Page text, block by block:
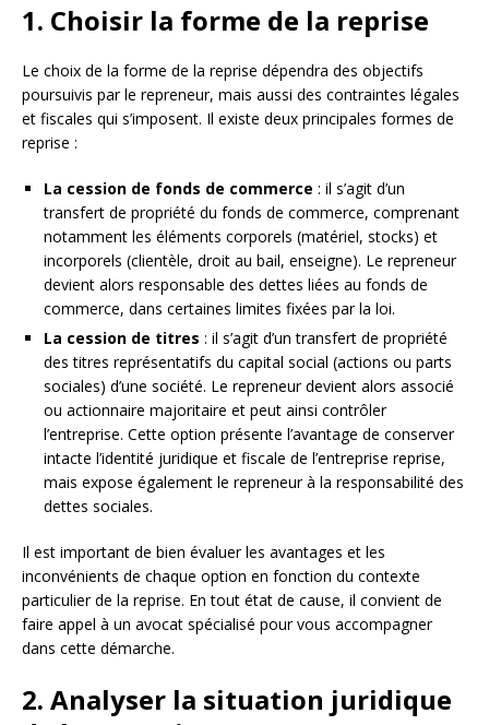
1. Choisir la forme de la reprise
Le choix de la forme de la reprise dépendra des objectifs
poursuivis par le repreneur, mais aussi des contraintes légales
et fiscales qui s’imposent. Il existe deux principales formes de
reprise :
La cession de fonds de commerce : il s’agit d’un
transfert de propriété du fonds de commerce, comprenant
notamment les éléments corporels (matériel, stocks) et
incorporels (clientèle, droit au bail, enseigne). Le repreneur
devient alors responsable des dettes liées au fonds de
commerce, dans certaines limites fixées par la loi.
La cession de titres : il s’agit d’un transfert de propriété
des titres représentatifs du capital social (actions ou parts
sociales) d’une société. Le repreneur devient alors associé
ou actionnaire majoritaire et peut ainsi contrôler
l’entreprise. Cette option présente l’avantage de conserver
intacte l’identité juridique et fiscale de l’entreprise reprise,
mais expose également le repreneur à la responsabilité des
dettes sociales.
Il est important de bien évaluer les avantages et les
inconvénients de chaque option en fonction du contexte
particulier de la reprise. En tout état de cause, il convient de
faire appel à un avocat spécialisé pour vous accompagner
dans cette démarche.
2. Analyser la situation juridique